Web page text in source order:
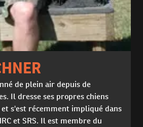
de plein air depuis de
Il dresse ses propres chiens
s'est récemment impliqué dans
et SRS. Il est membre du